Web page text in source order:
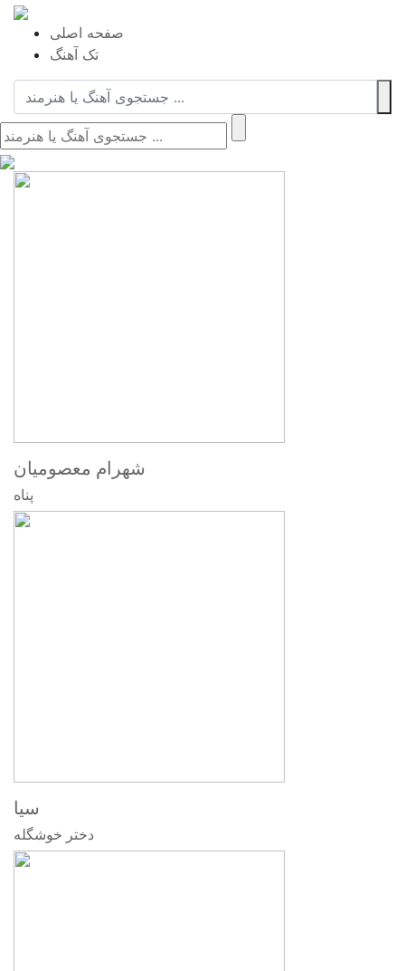
صفحه اصلی
تک آهنگ
شهرام معصومیان
پناه
سیا
دختر خوشگله